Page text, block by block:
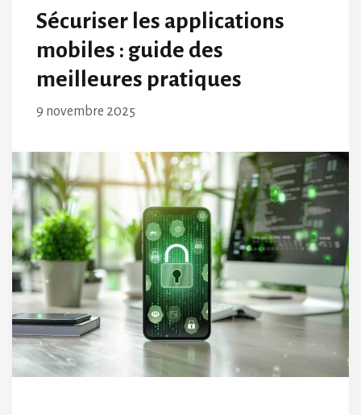
Sécuriser les applications
mobiles : guide des
meilleures pratiques
9 novembre 2025